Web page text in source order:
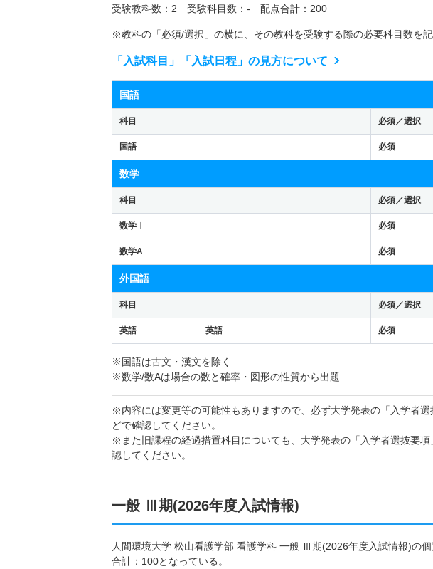
受験教科数：2 受験科目数：- 配点合計：200
※教科の「必須/選択」の横に、その教科を受験する際の必要科目数を記
「入試科目」「入試日程」の見方について
国語
科目 必須／選択
国語 必須
数学
科目 必須／選択
数学Ⅰ
必須
数学A
必須
外国語
科目 必須／選択
英語 英語 必須
※国語は古文・漢文を除く
※数学/数Aは場合の数と確率・図形の性質から出題
※内容には変更等の可能性もありますので、必ず大学発表の「入学者
どで確認してください。
※また旧課程の経過措置科目についても、大学発表の「入学者選抜要項
認してください。
一般 Ⅲ期(2026年度入試情報)
人間環境大学 ​松山看護学部​ 看護学科 一般 Ⅲ期(2026年度入試情報)の
合計：100となっている。